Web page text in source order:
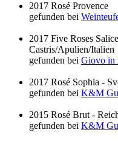
2017 Rosé Provence
gefunden bei
2017 Five Roses
Castris/Apulien/Italien
gefunden bei Giovo in
2017 Rosé Sophia -
gefunden bei K&M
2015 Rosé Brut -
gefunden bei K&M